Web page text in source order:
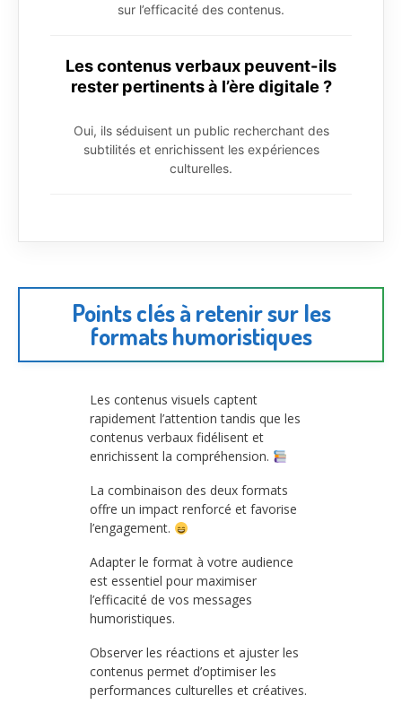
sur l’efficacité des contenus.
Les contenus verbaux peuvent-ils
rester pertinents à l’ère digitale ?
Oui, ils séduisent un public recherchant des
subtilités et enrichissent les expériences
culturelles.
Points clés à retenir sur les
formats humoristiques
Les contenus visuels captent
rapidement l’attention tandis que les
contenus verbaux fidélisent et
enrichissent la compréhension.
La combinaison des deux formats
offre un impact renforcé et favorise
l’engagement.
Adapter le format à votre audience
est essentiel pour maximiser
l’efficacité de vos messages
humoristiques.
Observer les réactions et ajuster les
contenus permet d’optimiser les
performances culturelles et créatives.